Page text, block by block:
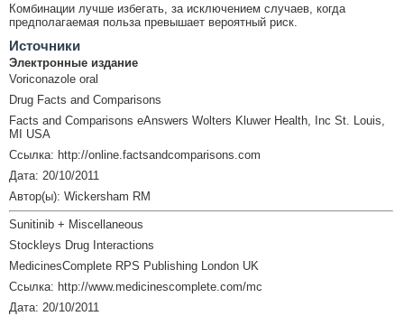
Комбинации лучше избегать, за исключением случаев, когда
предполагаемая польза превышает вероятный риск.
Источники
Электронные издание
Voriconazole oral
Drug Facts and Comparisons
Facts and Comparisons eAnswers Wolters Kluwer Health, Inc St. Louis,
MI USA
Ссылка: http://online.factsandcomparisons.com
Дата: 20/10/2011
Автор(ы): Wickersham RM
Sunitinib + Miscellaneous
Stockleys Drug Interactions
MedicinesComplete RPS Publishing London UK
Ссылка: http://www.medicinescomplete.com/mc
Дата: 20/10/2011